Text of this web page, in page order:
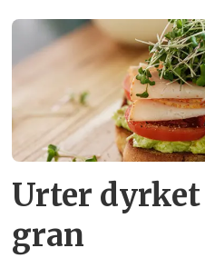
Urter
gran